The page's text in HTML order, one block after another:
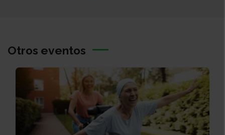
Otros eventos